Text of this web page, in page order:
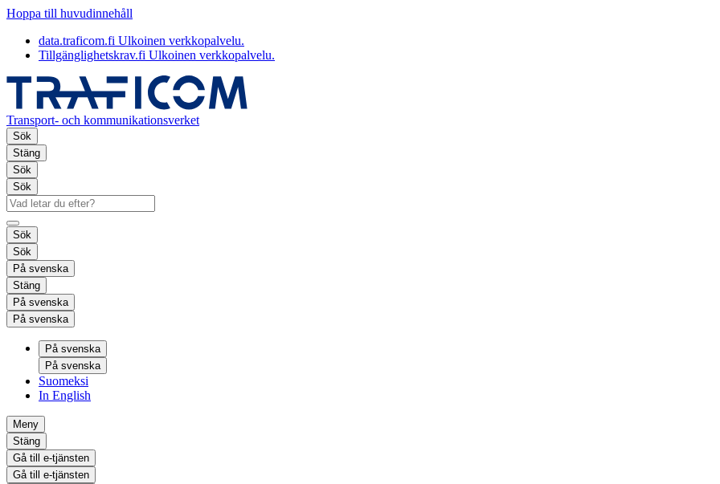
Hoppa till huvudinnehåll
data.traficom.fi Ulkoinen verkkopalvelu.
Tillgänglighetskrav.fi Ulkoinen verkkopalvelu.
Transport- och kommunikationsverket
Sök
Stäng
Sök
Sök
Sök
Sök
På svenska
Stäng
På svenska
På svenska
På svenska
På svenska
Suomeksi
In English
Meny
Stäng
Gå till e-tjänsten
Gå till e-tjänsten